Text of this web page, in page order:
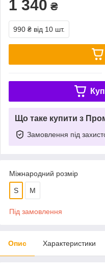
1 340 ₴
990 ₴ від 10 шт.
Що таке купити з
Замовлення під
Міжнародний розмір
S M
Під замовлення
Опис Характеристики